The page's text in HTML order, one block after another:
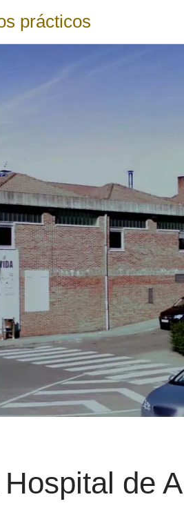
prácticos
de